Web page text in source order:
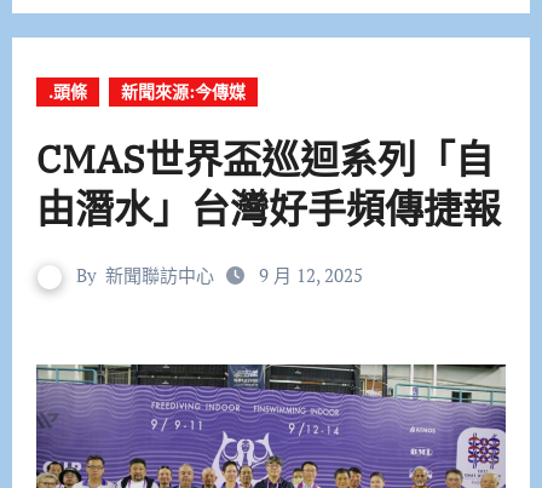
.頭條 新聞來源:今傳媒
CMAS世界盃巡迴系列「自
由潛水」台灣好手頻傳捷報
By 新聞聯訪中心 9 月 12, 2025